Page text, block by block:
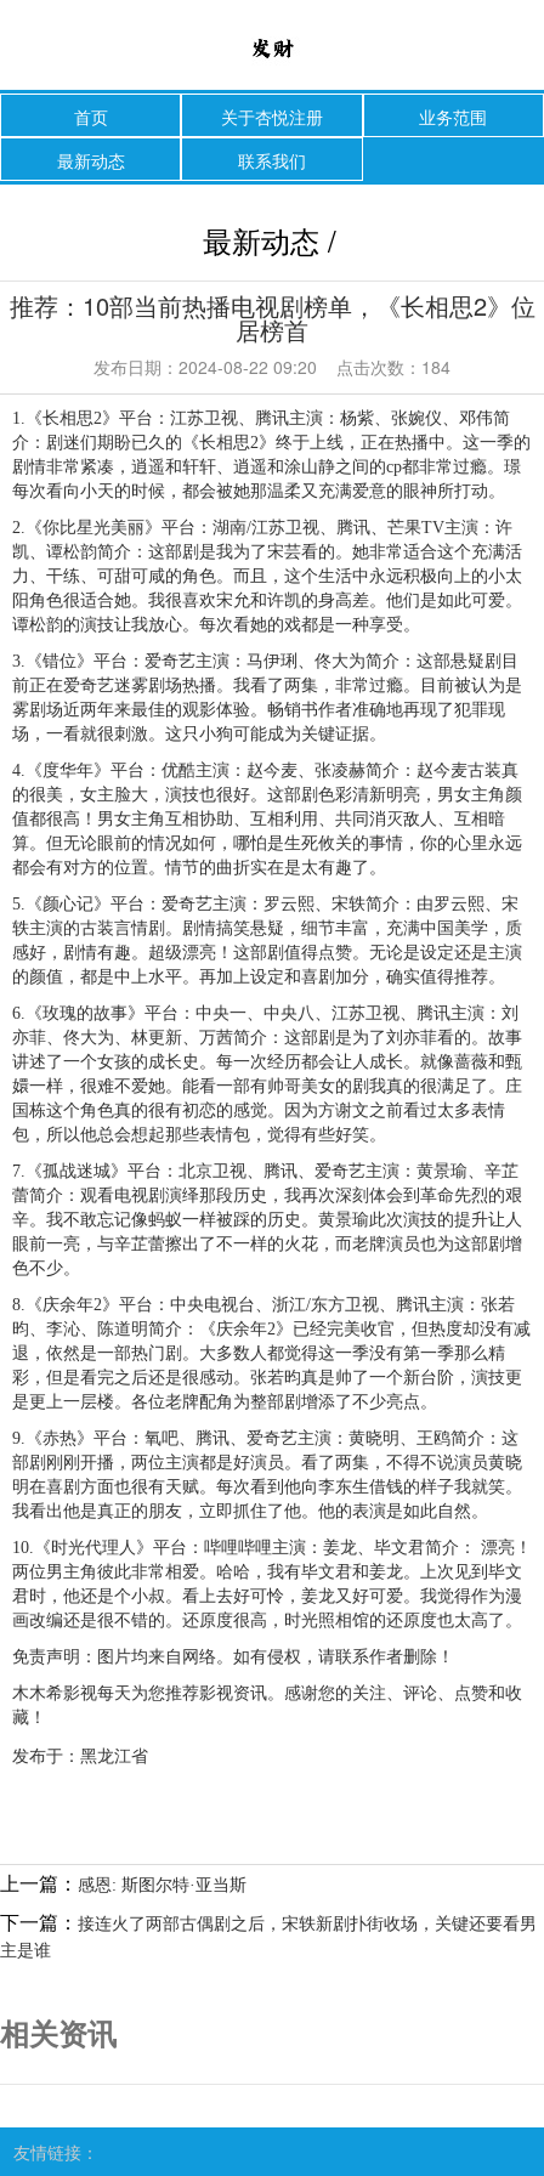
首页 关于杏悦注册
业务范围
最新动态
联系我们
最新动态 /
推荐：10部当前热播电视剧榜单，《长相思2》位
居榜首
发布日期：2024-08-22 09:20 点击次数：184
1.《长相思2》平台：江苏卫视、腾讯主演：杨紫、张婉仪、邓伟简
介：剧迷们期盼已久的《长相思2》终于上线，正在热播中。这一季的
剧情非常紧凑，逍遥和轩轩、逍遥和涂山静之间的cp都非常过瘾。璟
每次看向小天的时候，都会被她那温柔又充满爱意的眼神所打动。
2.《你比星光美丽》平台：湖南/江苏卫视、腾讯、芒果TV主演：许
凯、谭松韵简介：这部剧是我为了宋芸看的。她非常适合这个充满活
力、干练、可甜可咸的角色。而且，这个生活中永远积极向上的小太
阳角色很适合她。我很喜欢宋允和许凯的身高差。他们是如此可爱。
谭松韵的演技让我放心。每次看她的戏都是一种享受。
3.《错位》平台：爱奇艺主演：马伊琍、佟大为简介：这部悬疑剧目
前正在爱奇艺迷雾剧场热播。我看了两集，非常过瘾。目前被认为是
雾剧场近两年来最佳的观影体验。畅销书作者准确地再现了犯罪现
场，一看就很刺激。这只小狗可能成为关键证据。
4.《度华年》平台：优酷主演：赵今麦、张凌赫简介：赵今麦古装真
的很美，女主脸大，演技也很好。这部剧色彩清新明亮，男女主角颜
值都很高！男女主角互相协助、互相利用、共同消灭敌人、互相暗
算。但无论眼前的情况如何，哪怕是生死攸关的事情，你的心里永远
都会有对方的位置。情节的曲折实在是太有趣了。
5.《颜心记》平台：爱奇艺主演：罗云熙、宋轶简介：由罗云熙、宋
轶主演的古装言情剧。剧情搞笑悬疑，细节丰富，充满中国美学，质
感好，剧情有趣。超级漂亮！这部剧值得点赞。无论是设定还是主演
的颜值，都是中上水平。再加上设定和喜剧加分，确实值得推荐。
6.《玫瑰的故事》平台：中央一、中央八、江苏卫视、腾讯主演：刘
亦菲、佟大为、林更新、万茜简介：这部剧是为了刘亦菲看的。故事
讲述了一个女孩的成长史。每一次经历都会让人成长。就像蔷薇和甄
嬛一样，很难不爱她。能看一部有帅哥美女的剧我真的很满足了。庄
国栋这个角色真的很有初恋的感觉。因为方谢文之前看过太多表情
包，所以他总会想起那些表情包，觉得有些好笑。
7.《孤战迷城》平台：北京卫视、腾讯、爱奇艺主演：黄景瑜、辛芷
蕾简介：观看电视剧演绎那段历史，我再次深刻体会到革命先烈的艰
辛。我不敢忘记像蚂蚁一样被踩的历史。黄景瑜此次演技的提升让人
眼前一亮，与辛芷蕾擦出了不一样的火花，而老牌演员也为这部剧增
色不少。
8.《庆余年2》平台：中央电视台、浙江/东方卫视、腾讯主演：张若
昀、李沁、陈道明简介：《庆余年2》已经完美收官，但热度却没有减
退，依然是一部热门剧。大多数人都觉得这一季没有第一季那么精
彩，但是看完之后还是很感动。张若昀真是帅了一个新台阶，演技更
是更上一层楼。各位老牌配角为整部剧增添了不少亮点。
9.《赤热》平台：氧吧、腾讯、爱奇艺主演：黄晓明、王鸥简介：这
部剧刚刚开播，两位主演都是好演员。看了两集，不得不说演员黄晓
明在喜剧方面也很有天赋。每次看到他向李东生借钱的样子我就笑。
我看出他是真正的朋友，立即抓住了他。他的表演是如此自然。
10.《时光代理人》平台：哔哩哔哩主演：姜龙、毕文君简介： 漂亮！
两位男主角彼此非常相爱。哈哈，我有毕文君和姜龙。上次见到毕文
君时，他还是个小叔。看上去好可怜，姜龙又好可爱。我觉得作为漫
画改编还是很不错的。还原度很高，时光照相馆的还原度也太高了。
免责声明：图片均来自网络。如有侵权，请联系作者删除！
木木希影视每天为您推荐影视资讯。感谢您的关注、评论、点赞和收
藏！
发布于：黑龙江省
上一篇： 感恩: 斯图尔特·亚当斯
下一篇： 接连火了两部古偶剧之后，宋轶新剧扑街收场，关键还要看男
主是谁
相关资讯
友情链接：